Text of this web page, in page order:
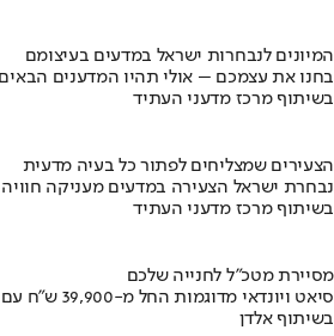
המיונים לנבחרות ישראל במדעים בעיצומם
בחנו את עצמכם – אולי תהיו המדענים
בשיתוף מרכז מדעני העתיד
הצעירים שמצליחים לפתור כל בעיה מדעית
נבחרת ישראל הצעירה במדעים מעניקה
בשיתוף מרכז מדעני העתיד
מסיירת מטכ"ל לחנייה שלכם
סיאט ויונדאי מדוגמות החל מ-39,900 ש״ח עם 100% מימון ואחריות מורחבת
בשיתוף אלדן